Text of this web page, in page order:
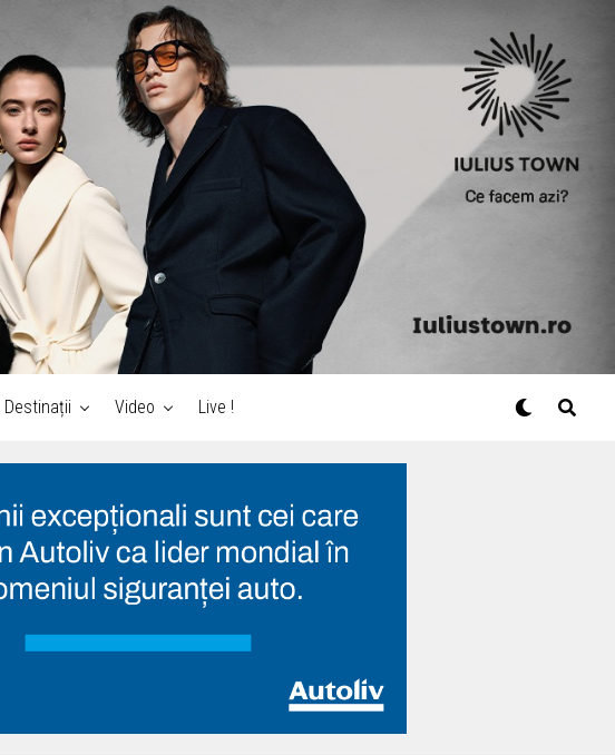
Destinații Video Live !